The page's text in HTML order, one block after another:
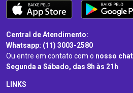
Central de Atendimento:
Whatsapp: (11) 3003-2580
Ou entre em contato com o nosso
Segunda a Sábado, das 8h às 21h.
LINKS